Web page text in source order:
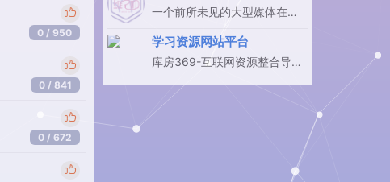
0 / 950
0 / 841
0 / 672
一个前所未见的大型媒体在线
交互著作平台的入栈指引
学习资源网站平台
库房369-互联网资源整合导航